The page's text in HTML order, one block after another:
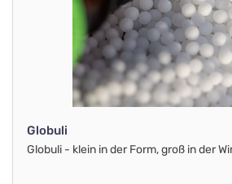
Globuli
Globuli - klein in der Form, groß in der